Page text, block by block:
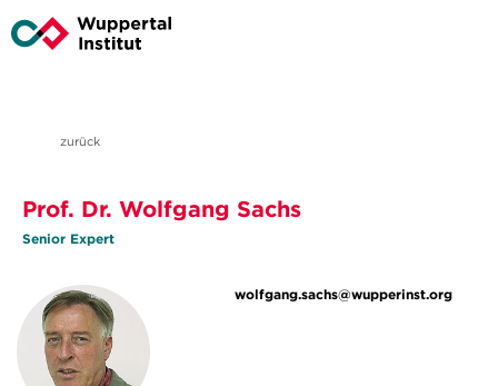
zurück
Prof. Dr. Wolfgang Sachs
Senior Expert
wolfgang.sachs@wupperinst.org